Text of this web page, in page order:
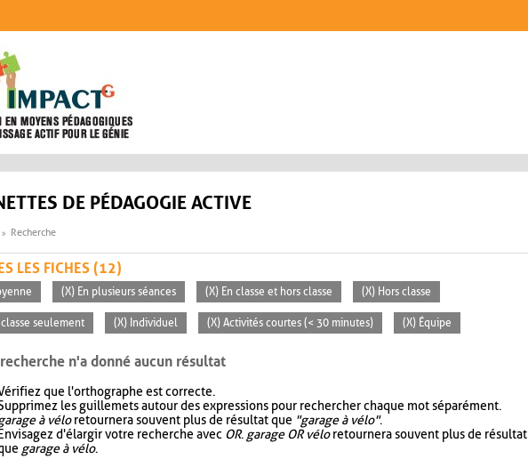
DE PÉDAGOGIE ACTIVE
Recherche
LES FICHES (12)
(X) En plusieurs séances (X) En classe et hors classe (X) Hors classe
classe seulement (X) Individuel (X) Activités courtes (< 30 minutes) (X) Équipe
n'a donné aucun résultat
que l'orthographe est correcte.
les guillemets autour des expressions pour rechercher chaque mot séparément.
à véloretournera souvent plus de résultat que "garage à vélo".
Envisagez d'élargir votre recherche avec OR. garage OR véloretournera souvent plus de résultat
garage à vélo.